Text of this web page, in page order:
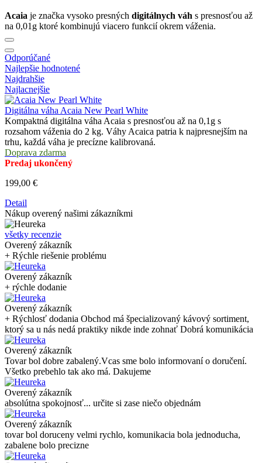
Acaia je značka vysoko presných digitálnych váh s presnosťou až
na 0,01g ktoré kombinujú viacero funkcií okrem váženia.
Odporúčané
Najlepšie hodnotené
Najdrahšie
Najlacnejšie
Digitálna váha Acaia New Pearl White
Kompaktná digitálna váha Acaia s presnosťou až na 0,1g s
rozsahom váženia do 2 kg. Váhy Acaica patria k najpresnejším na
trhu, každá váha je precízne kalibrovaná.
Doprava zdarma
Predaj ukončený
199,00 €
Detail
Nákup overený našimi zákazníkmi
všetky recenzie
Overený zákazník
+ Rýchle riešenie problému
Overený zákazník
+ rýchle dodanie
Overený zákazník
+ Rýchlosť dodania Obchod má špecializovaný kávový sortiment,
ktorý sa u nás nedá praktiky nikde inde zohnať Dobrá komunikácia
Overený zákazník
Tovar bol dobre zabalený.Vcas sme bolo informovaní o doručení.
Všetko prebehlo tak ako má. Dakujeme
Overený zákazník
absolútna spokojnosť... určite si zase niečo objednám
Overený zákazník
tovar bol doruceny velmi rychlo, komunikacia bola jednoducha,
zabalene bolo precizne